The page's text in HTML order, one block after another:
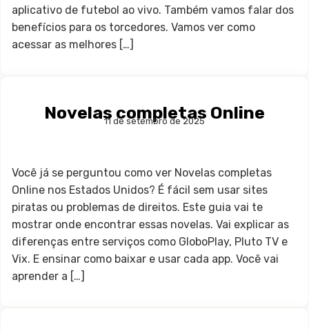
aplicativo de futebol ao vivo. Também vamos falar dos
benefícios para os torcedores. Vamos ver como
acessar as melhores […]
Novelas completas Online
11 de setembro de 2025
Você já se perguntou como ver Novelas completas
Online nos Estados Unidos? É fácil sem usar sites
piratas ou problemas de direitos. Este guia vai te
mostrar onde encontrar essas novelas. Vai explicar as
diferenças entre serviços como GloboPlay, Pluto TV e
Vix. E ensinar como baixar e usar cada app. Você vai
aprender a […]